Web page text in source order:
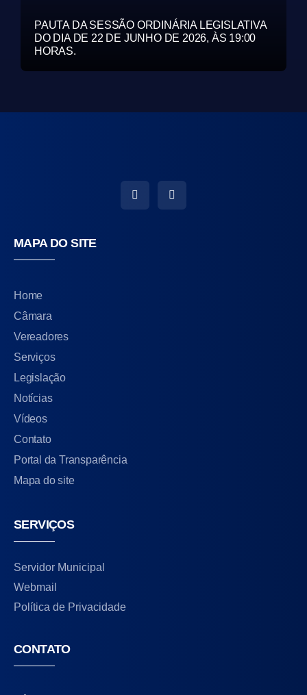
PAUTA DA SESSÃO ORDINÁRIA LEGISLATIVA
DO DIA DE 22 DE JUNHO DE 2026, ÀS 19:00
HORAS.
MAPA DO SITE
Home
Câmara
Vereadores
Serviços
Legislação
Notícias
Vídeos
Contato
Portal da Transparência
Mapa do site
SERVIÇOS
Servidor Municipal
Webmail
Política de Privacidade
CONTATO